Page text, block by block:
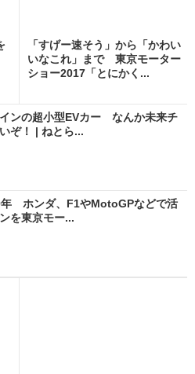
「すげー速そう」から「かわい
いなこれ」まで 東京モーター
ショー2017「とにかく...
ンの超小型EVカー なんか未来チ
ぞ！ | ねとら...
年 ホンダ、F1やMotoGPなどで活
を東京モー...